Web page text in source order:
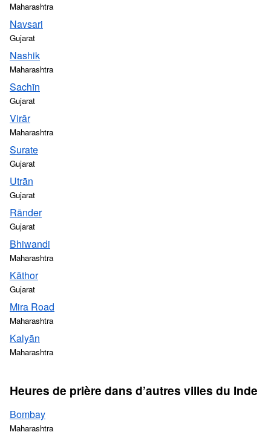
Maharashtra
Navsari
Gujarat
Nashik
Maharashtra
Sachīn
Gujarat
Virār
Maharashtra
Surate
Gujarat
Utrān
Gujarat
Rānder
Gujarat
Bhiwandi
Maharashtra
Kāthor
Gujarat
Mira Road
Maharashtra
Kalyān
Maharashtra
Heures de prière dans d’autres villes du Inde
Bombay
Maharashtra